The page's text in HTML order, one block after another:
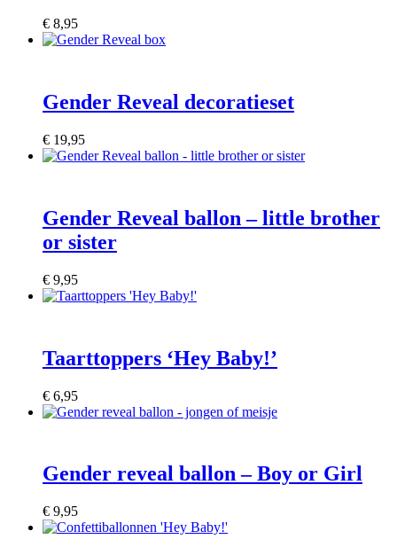
€ 8,95
Gender Reveal decoratieset
€ 19,95
Gender Reveal ballon – little brother
or sister
€ 9,95
Taarttoppers ‘Hey Baby!’
€ 6,95
Gender reveal ballon – Boy or Girl
€ 9,95